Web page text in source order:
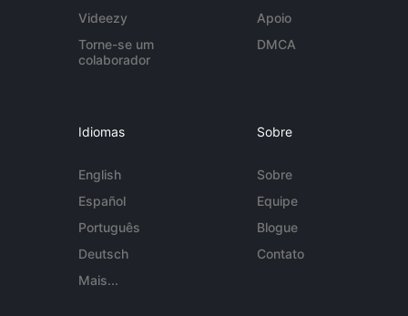
Videezy
Torne-se um
colaborador
Apoio
DMCA
Idiomas
English
Español
Português
Deutsch
Mais...
Sobre
Sobre
Equipe
Blogue
Contato